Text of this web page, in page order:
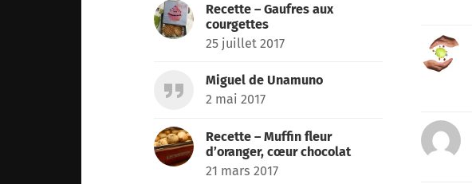
Recette – Gaufres aux
courgettes
25 juillet 2017
Miguel de Unamuno
2 mai 2017
Recette – Muffin fleur
d’oranger, cœur chocolat
21 mars 2017